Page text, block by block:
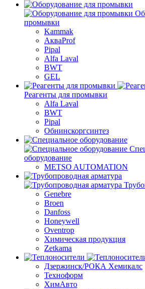
промывки
Kammak
АкваProf
Pipal
Alfa Laval
BWT
GEL
Реагенты для промывки
Alfa Laval
BWT
Pipal
Обнинскоргсинтез
оборудование
METSO AUTOMATION
Genebre
Broen
Danfoss
Honeywell
Oventrop
Химическая продукция
Zetkama
Дзержинск/РОКА Хемикалс
Техноформ
ХимАвто